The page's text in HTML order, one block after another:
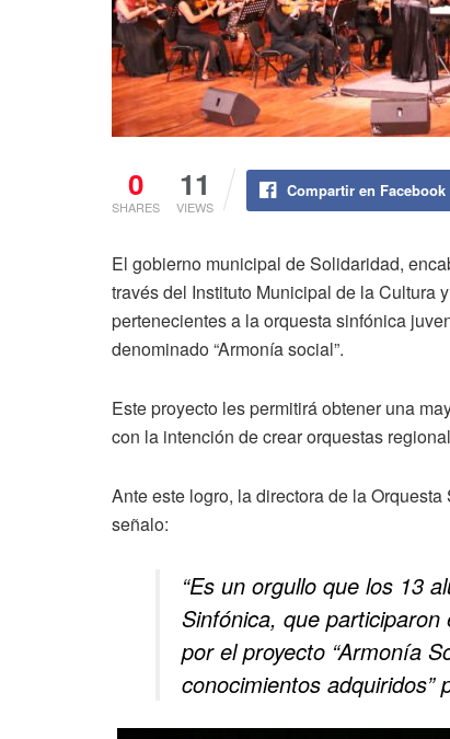
0
SHARES
11
VIEWS
Compartir en Facebook
El gobierno municipal de Solidaridad,
través del Instituto Municipal de la Cultura
pertenecientes a la orquesta sinfónica
denominado “Armonía social”.
Este proyecto les permitirá obtener una
con la intención de crear orquestas
Ante este logro, la directora de la
señalo:
“Es un orgullo que los 13
Sinfónica, que
por el proyecto “Armonía
conocimientos adquiridos”